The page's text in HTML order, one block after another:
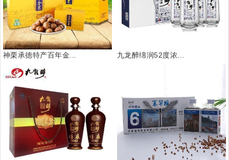
神栗承德特产百年金... 九龙醉绵润52度浓...